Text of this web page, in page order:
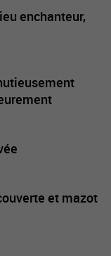
enchanteur,
et mazot